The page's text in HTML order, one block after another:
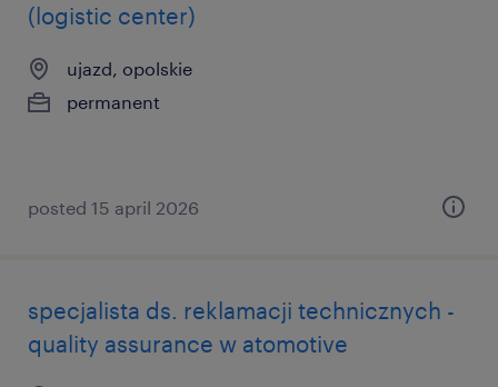
(logistic center)
ujazd, opolskie
permanent
posted 15 april 2026
specjalista ds. reklamacji technicznych -
quality assurance w atomotive